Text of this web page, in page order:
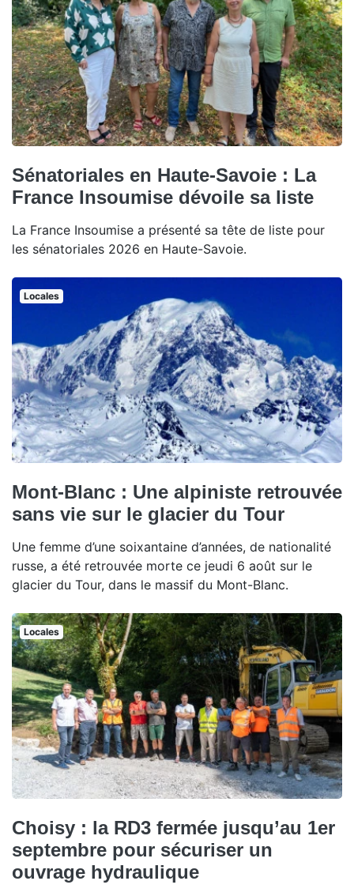
Sénatoriales en Haute-Savoie : La
France Insoumise dévoile sa liste
La France Insoumise a présenté sa tête de liste pour
les sénatoriales 2026 en Haute-Savoie.
Locales
Mont-Blanc : Une alpiniste retrouvée
sans vie sur le glacier du Tour
Une femme d’une soixantaine d’années, de nationalité
russe, a été retrouvée morte ce jeudi 6 août sur le
glacier du Tour, dans le massif du Mont-Blanc.
Locales
Choisy : la RD3 fermée jusqu’au 1er
septembre pour sécuriser un
ouvrage hydraulique